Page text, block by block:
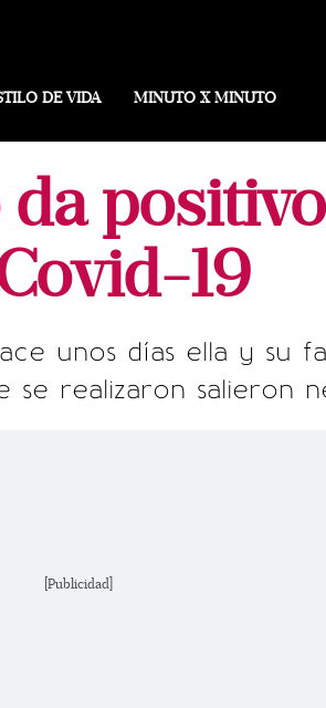
DE VIDA MINUTO X MINUTO
19
unos días ella y su
se realizaron salieron
[Publicidad]